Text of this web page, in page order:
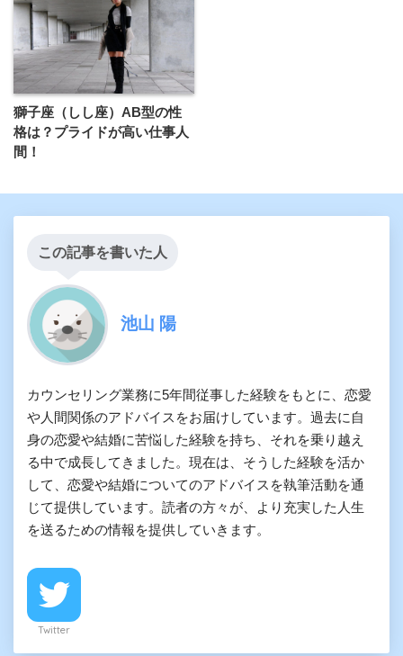
獅子座（しし座）AB型の性
格は？プライドが高い仕事人
間！
この記事を書いた人
池山 陽
カウンセリング業務に5年間従事した経験をもとに、恋愛
や人間関係のアドバイスをお届けしています。過去に自
身の恋愛や結婚に苦悩した経験を持ち、それを乗り越え
る中で成長してきました。現在は、そうした経験を活か
して、恋愛や結婚についてのアドバイスを執筆活動を通
じて提供しています。読者の方々が、より充実した人生
を送るための情報を提供していきます。
Twitter